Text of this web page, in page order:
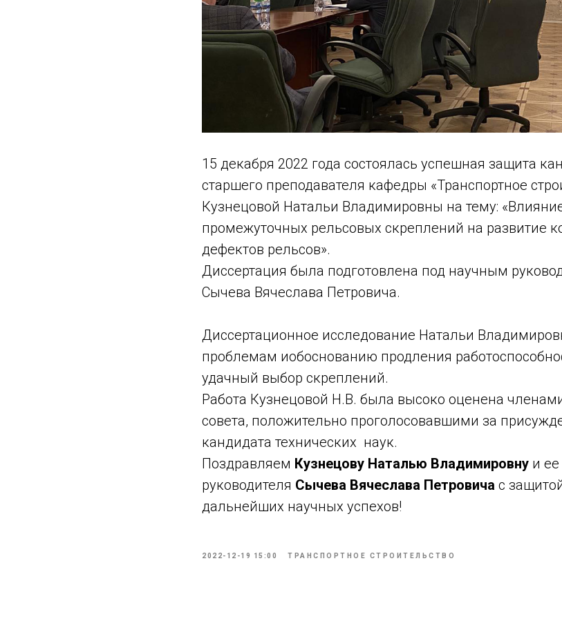
15 декабря 2022 года состоялась успешная защита
старшего преподавателя кафедры «Транспортное
Кузнецовой Натальи Владимировны на тему:
промежуточных рельсовых скреплений на развитие
дефектов рельсов».
Диссертация была подготовлена под научным
Сычева Вячеслава Петровича.
Диссертационное исследование Натальи
проблемам иобоснованию продления
удачный выбор скреплений.
Работа Кузнецовой Н.В. была высоко оценена
совета, положительно проголосовавшими за
кандидата технических наук.
Поздравляем Кузнецову Наталью Владимировну и
руководителя Сычева Вячеслава Петровича с
дальнейших научных успехов!
2022-12-19 15:00 ТРАНСПОРТНОЕ СТРОИТЕЛЬСТВО